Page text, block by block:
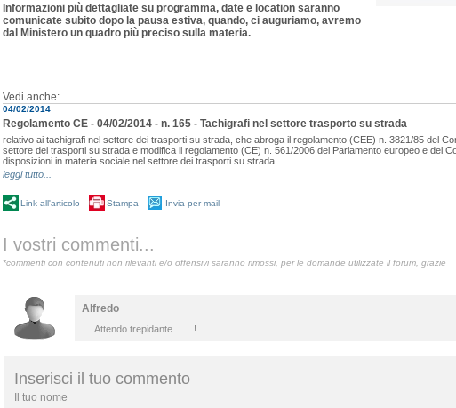
Informazioni più dettagliate su programma, date e location saranno
comunicate subito dopo la pausa estiva, quando, ci auguriamo, avremo
dal Ministero un quadro più preciso sulla materia.
Vedi anche:
04/02/2014
Regolamento CE - 04/02/2014 - n. 165 - Tachigrafi nel settore trasporto su strada
relativo ai tachigrafi nel settore dei trasporti su strada, che abroga il regolamento (CEE) n. 3821/85 del
settore dei trasporti su strada e modifica il regolamento (CE) n. 561/2006 del Parlamento europeo e del
disposizioni in materia sociale nel settore dei trasporti su strada
leggi tutto...
Link all'articolo Stampa Invia per mail
I vostri commenti...
*commenti con contenuti non rilevanti e/o offensivi saranno rimossi, per le domande utilizzate il forum, grazie
Alfredo
.... Attendo trepidante ...... !
Inserisci il tuo commento
Il tuo nome